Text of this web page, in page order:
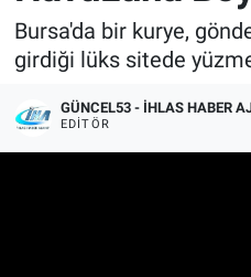
Bursa'da bir kurye,
girdiği lüks sitede
GÜNCEL53 - İHLAS HABER
EDITÖR